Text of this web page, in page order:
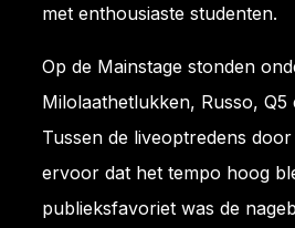
met enthousiaste studenten.
Op de Mainstage stonden
Milolaathetlukken, Russo, Q5
Tussen de liveoptredens door
ervoor dat het tempo hoog
publieksfavoriet was de